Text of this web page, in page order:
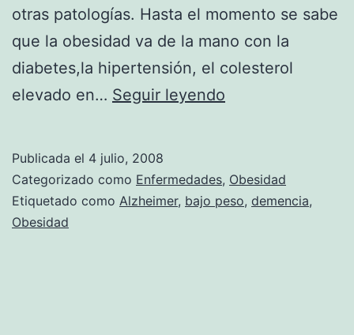
otras patologías. Hasta el momento se sabe
que la obesidad va de la mano con la
diabetes,la hipertensión, el colesterol
elevado en… Seguir leyendo
el
riesgo
Publicada el 4 julio, 2008
Categorizado como Enfermedades, Obesidad
Etiquetado como Alzheimer, bajo peso, demencia,
Obesidad